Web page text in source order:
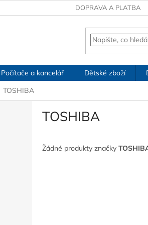
DOPRAVA A PLATBA
Počítače a kancelář Dětské zboží
TOSHIBA
TOSHIBA
Žádné produkty značky